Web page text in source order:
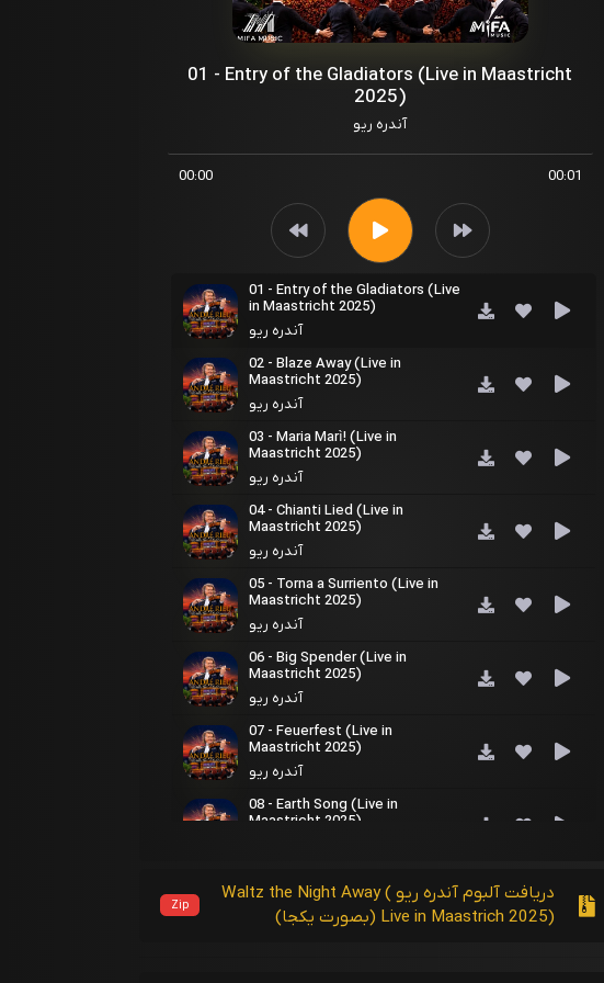
01 - Entry of the Gladiators (Live in Maastricht
2025)
آندره ریو
00:00 00:01
01 - Entry of the Gladiators (Live
in Maastricht 2025)
آندره ریو
02 - Blaze Away (Live in
Maastricht 2025)
آندره ریو
03 - Maria Marì! (Live in
Maastricht 2025)
آندره ریو
04 - Chianti Lied (Live in
Maastricht 2025)
آندره ریو
05 - Torna a Surriento (Live in
Maastricht 2025)
آندره ریو
06 - Big Spender (Live in
Maastricht 2025)
آندره ریو
07 - Feuerfest (Live in
Maastricht 2025)
آندره ریو
08 - Earth Song (Live in
Maastricht 2025)
2025)
آندره ریو
دریافت آلبوم آندره ریو Waltz the Night Away (
Live in Maastrich 2025) (بصورت یکجا)
Zip